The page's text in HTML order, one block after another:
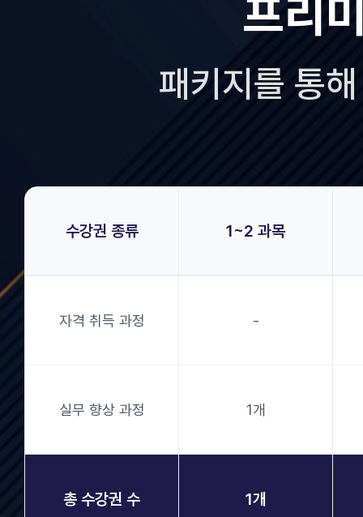
프리
패키지를 통
수강권 종류
자격 취득 과정
실무 향상 과정
총 수강권 수
1~2 과목
-
1개
1개